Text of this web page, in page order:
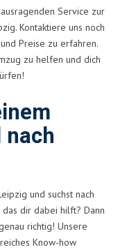
Service zur
Kontaktiere uns noch
Preise zu erfahren.
zu helfen und dich
nach
und suchst nach
dir dabei hilft? Dann
richtig! Unsere
Know-how